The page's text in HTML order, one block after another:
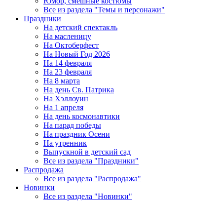
Все из раздела "Темы и персонажи"
Праздники
На детский спектакль
На масленицу
На Октоберфест
На Новый Год 2026
На 14 февраля
На 23 февраля
На 8 марта
На день Св. Патрика
На Хэллоуин
На 1 апреля
На день космонавтики
На парад победы
На праздник Осени
На утренник
Выпускной в детский сад
Все из раздела "Праздники"
Распродажа
Все из раздела "Распродажа"
Новинки
Все из раздела "Новинки"